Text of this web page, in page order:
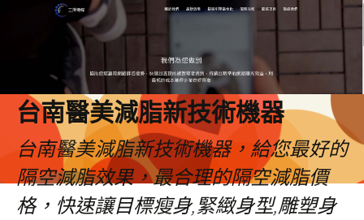
台南醫美減脂新技術機器
台南醫美減脂新技術機器，給您最好的
隔空減脂效果，最合理的隔空減脂價
格，快速讓目標瘦身,緊緻身型,雕塑身